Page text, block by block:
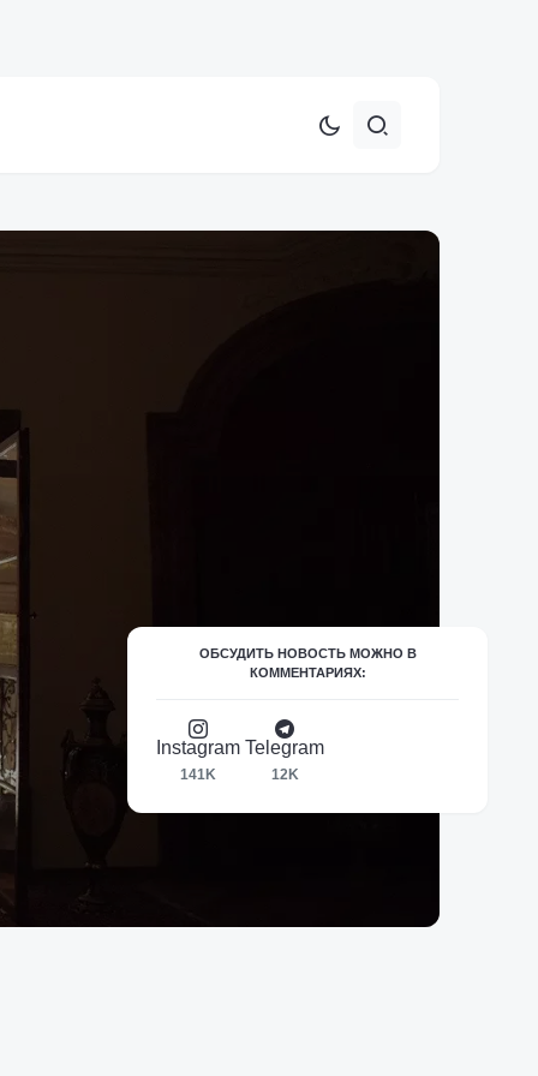
ОБСУДИТЬ НОВОСТЬ МОЖНО В
КОММЕНТАРИЯХ:
Instagram
141K
Telegram
12K